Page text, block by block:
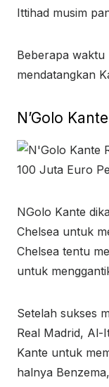
Ittihad musim
Beberapa
mendatangkan
N’Golo
NGolo Kante
Chelsea untuk
Chelsea tentu
untuk
Setelah sukses
Real Madrid, Al-
Kante untuk
halnya